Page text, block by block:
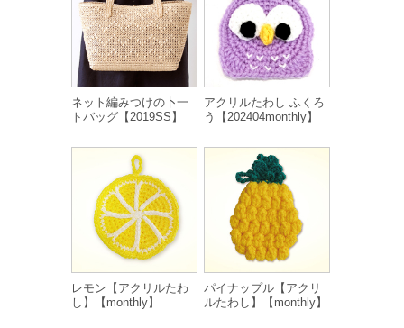
ネット編みつけの卜一
トバッグ【2019SS】
アクリルたわし ふくろ
う【202404monthly】
レモン【アクリルたわ
し】【monthly】
パイナップル【アクリ
ルたわし】【monthly】